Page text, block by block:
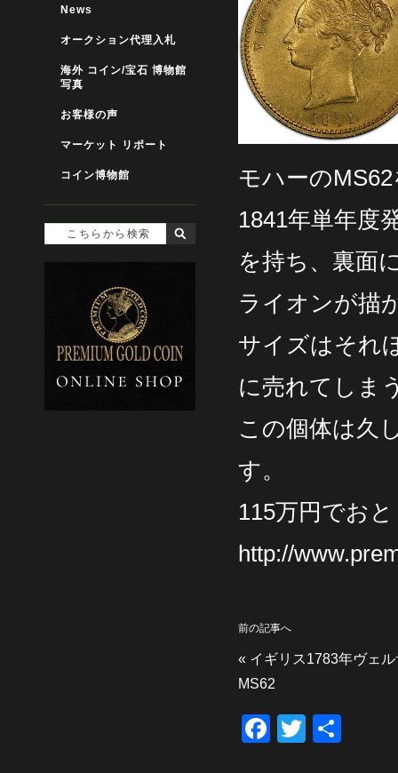
モハーの
1841年単年度
を持ち、裏面
ライオンが描
サイズはそれ
に売れてしま
この個体は久
す。
115万円でお
http://
前の記事へ
« イギリス1783年ヴェ
MS62
F
T
News
オークション代理入札
海外 コイン/宝石 博物館
写真
お客様の声
マーケット リポート
コイン博物館